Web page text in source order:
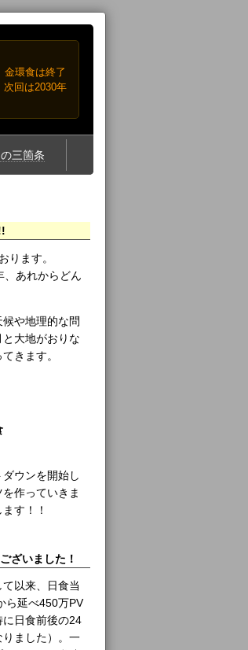
金環食は終了
次回は2030年
三箇条
ります。
、あれからどん
や地理的な問
大地がおりな
きます。
ウンを開始し
作っていきま
す！！
ざいました！
以来、日食当
ら延べ450万PV
日食前後の24
ました）。一